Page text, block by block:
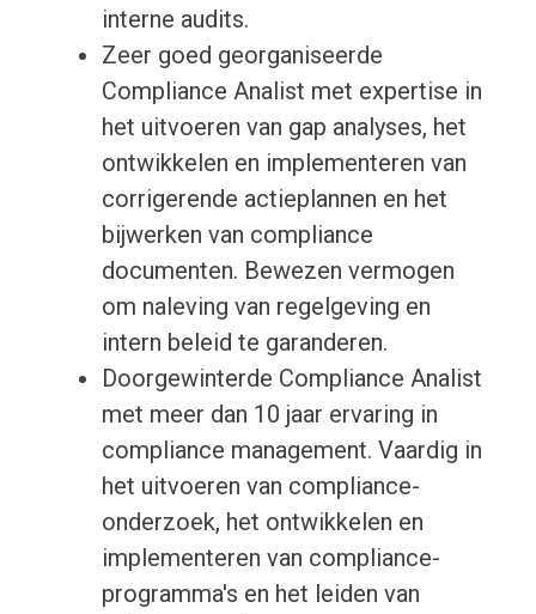
interne audits.
Zeer goed georganiseerde
Compliance Analist met expertise in
het uitvoeren van gap analyses, het
ontwikkelen en implementeren van
corrigerende actieplannen en het
bijwerken van compliance
documenten. Bewezen vermogen
om naleving van regelgeving en
intern beleid te garanderen.
Doorgewinterde Compliance Analist
met meer dan 10 jaar ervaring in
compliance management. Vaardig in
het uitvoeren van compliance-
onderzoek, het ontwikkelen en
implementeren van compliance-
programma's en het leiden van